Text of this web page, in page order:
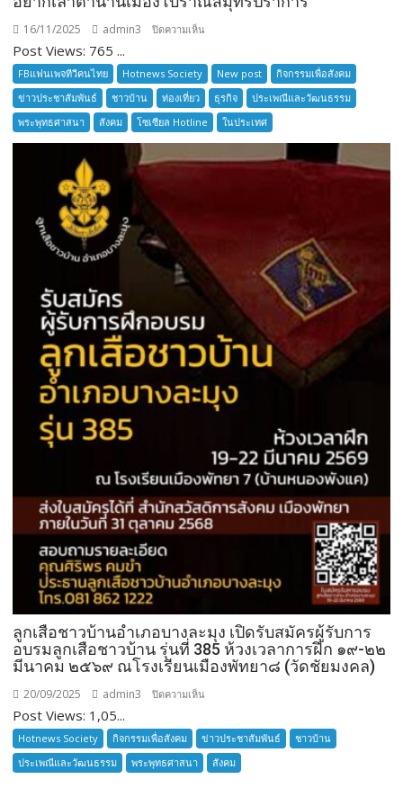
16/11/2025 admin3 ปิดความเห็น
เล่า
ตำนาน
เมือง
โบราณ
สมุทรปราการ
Post Views: 765 ...
FBแฟนเพจทีวีคนไทย Hotnews Society New post
กิจกรรมเพื่อสังคม
ข่าวประชาสัมพันธ์
ชาวบ้าน ท่องเที่ยว ธุรกิจ
ประเพณีและวัฒนธรรม
พระพุทธศาสนา
สังคม โซเซียล Hotline ในประเทศ
ลูกเสือชาวบ้านอำเภอบางละมุง เปิดรับสมัครผู้รับการ
อบรมลูกเสือชาวบ้าน รุ่นที่ 385 ห้วงเวลาการฝึก ๑๙-๒๒
มีนาคม ๒๕๖๙ ณโรงเรียนเมืองพัทยา๘ (วัดชัยมงคล)
20/09/2025 admin3 ปิดความเห็น
เสือ
ชาว
บ้าน
Post Views: 1,05...
Hotnews Society กิจกรรมเพื่อสังคม ข่าวประชาสัมพันธ์
ชาวบ้าน
ประเพณีและวัฒนธรรม
พระพุทธศาสนา สังคม